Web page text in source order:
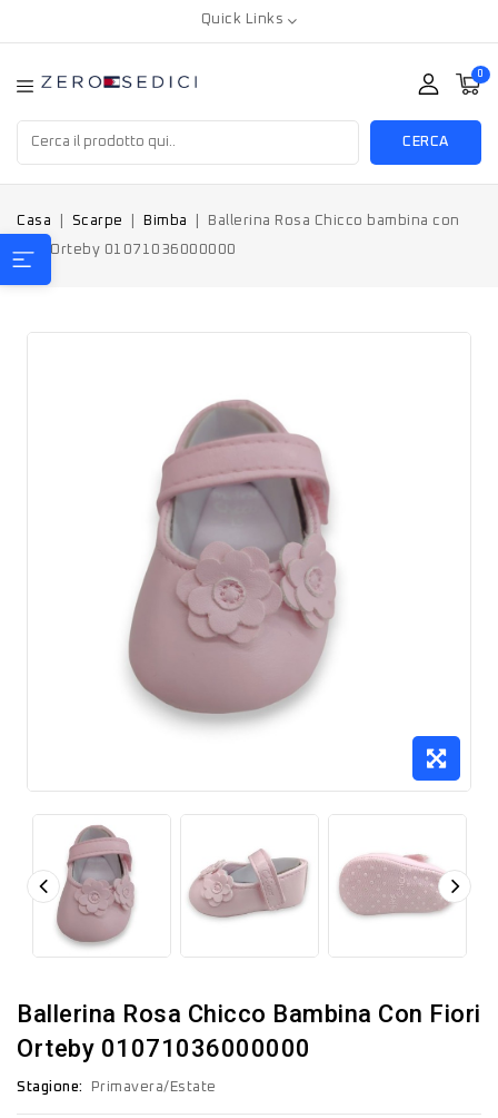
Quick Links
0
CERCA
Casa Scarpe Bimba
Ballerina Rosa Chicco bambina con
fiori Orteby 01071036000000
Ballerina Rosa Chicco Bambina Con Fiori
Orteby 01071036000000
Stagione: Primavera/Estate